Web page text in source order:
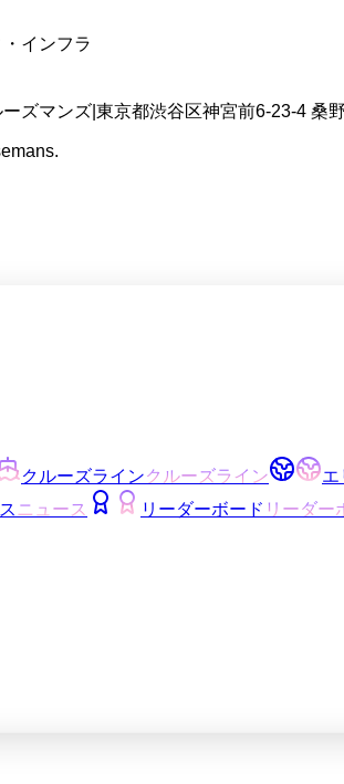
インフラ
ズマンズ 東京都渋谷区神宮前6-23-4 桑
クルーズラインクルーズライン エ
ニュース リーダーボード リーダー